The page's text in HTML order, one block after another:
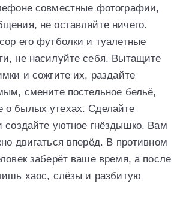
совместные фотографии,
не оставляйте ничего.
его футболки и туалетные
не насилуйте себя. Вытащите
и сожгите их, раздайте
смените постельное бельё,
о былых утехах. Сделайте
создайте уютное гнёздышко. Вам
двигаться вперёд. В противном
заберёт ваше время, а после
хаос, слёзы и разбитую